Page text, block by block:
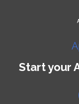
Start your